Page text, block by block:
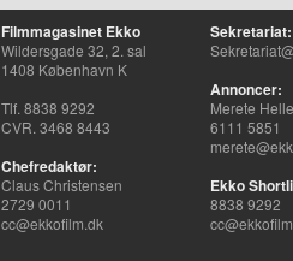
Filmmagasinet Ekko
Wildersgade 32, 2. sal
1408 København K
Tlf. 8838 9292
CVR. 3468 8443
Chefredaktør:
Claus Christensen
2729 0011
cc@ekkofilm.dk
Sekretariat:
Annoncer:
Merete
6111 5851
Ekko
8838 9292